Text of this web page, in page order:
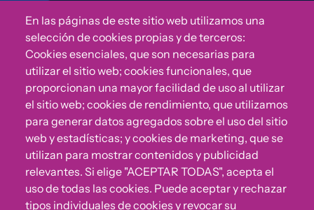
Sigue a Comunidad CONVIVE
¿Algo no va bien?
En las páginas de este sitio web utilizamos una
selección de cookies propias y de terceros:
Cookies esenciales, que son necesarias para
utilizar el sitio web; cookies funcionales, que
proporcionan una mayor facilidad de uso al utilizar
el sitio web; cookies de rendimiento, que utilizamos
para generar datos agregados sobre el uso del sitio
web y estadísticas; y cookies de marketing, que se
utilizan para mostrar contenidos y publicidad
relevantes. Si elige "ACEPTAR TODAS", acepta el
uso de todas las cookies. Puede aceptar y rechazar
tipos individuales de cookies y revocar su